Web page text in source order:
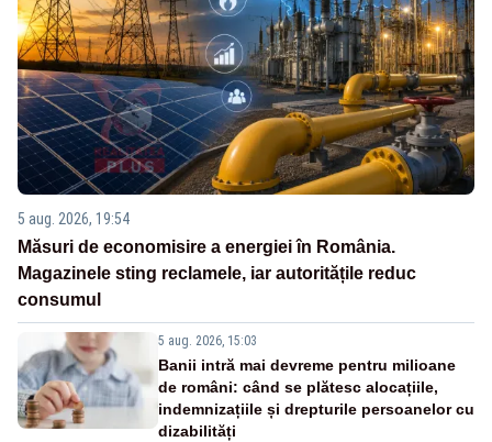
5 aug. 2026, 19:54
Măsuri de economisire a energiei în România.
Magazinele sting reclamele, iar autoritățile reduc
consumul
5 aug. 2026, 15:03
Banii intră mai devreme pentru milioane
de români: când se plătesc alocațiile,
indemnizațiile și drepturile persoanelor cu
dizabilități